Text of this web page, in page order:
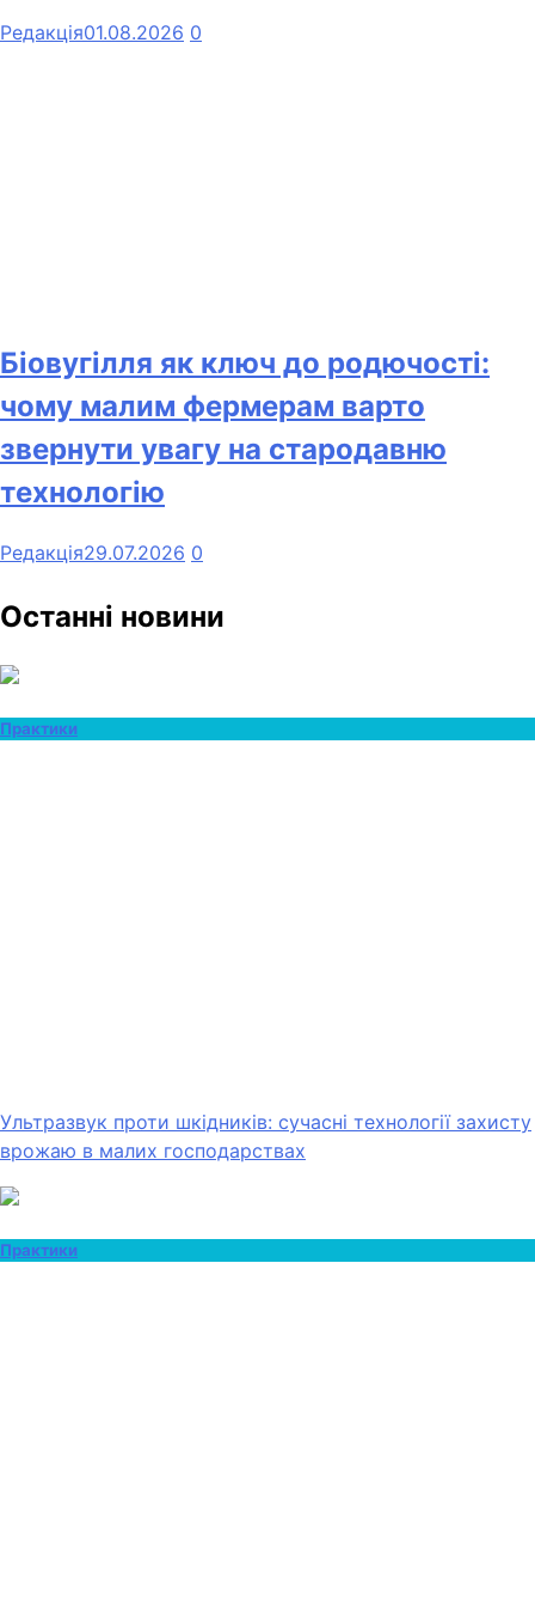
Редакція01.08.2026 0
Біовугілля як ключ до родючості:
чому малим фермерам варто
звернути увагу на стародавню
технологію
Редакція29.07.2026 0
Останні новини
Практики
Ультразвук проти шкідників: сучасні технології захисту
врожаю в малих господарствах
Практики